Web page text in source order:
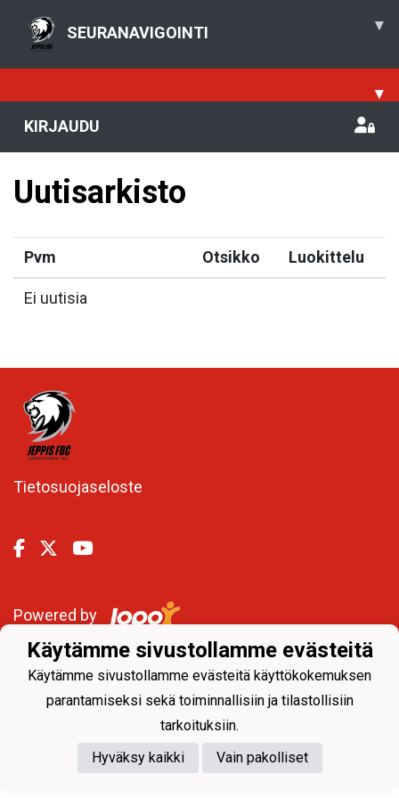
SEURANAVIGOINTI ▾
▾
KIRJAUDU
Uutisarkisto
Pvm Otsikko Luokittelu
Ei uutisia
Tietosuojaseloste
Powered by
Käytämme sivustollamme evästeitä
Käytämme sivustollamme evästeitä käyttökokemuksen
parantamiseksi sekä toiminnallisiin ja tilastollisiin
tarkoituksiin.
Hyväksy kaikki
Vain pakolliset